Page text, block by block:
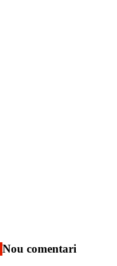
Nou comentari